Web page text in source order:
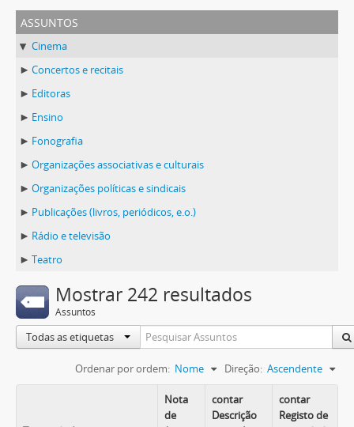
assuntos
Cinema
Concertos e recitais
Editoras
Ensino
Fonografia
Organizações associativas e culturais
Organizações políticas e sindicais
Publicações (livros, periódicos, e.o.)
Rádio e televisão
Teatro
Mostrar 242 resultados
Assuntos
Todas as etiquetas
Ordenar por ordem: Nome Direção: Ascendente
Nota
de
contar
Descrição
contar
Registo de